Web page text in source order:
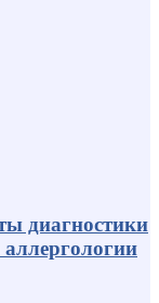
диагностики